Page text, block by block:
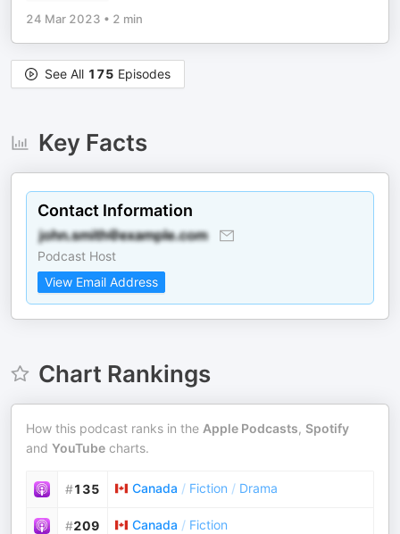
24 Mar 2023 • 2 min
See All 175 Episodes
Key Facts
Contact Information
Podcast Host
View Email Address
Chart Rankings
How this podcast ranks in the Apple Podcasts, Spotify
and YouTube charts.
#135 Canada / Fiction / Drama
#209 Canada / Fiction